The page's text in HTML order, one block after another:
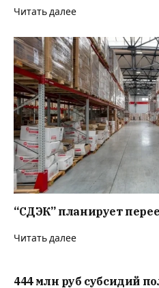
Читать далее
“СДЭК” планирует
Читать далее
444 млн руб субсидий